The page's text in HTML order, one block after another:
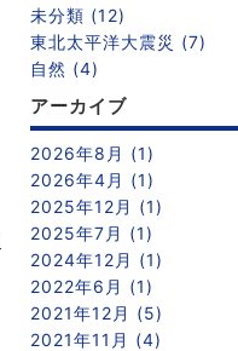
未分類 (12)
東北太平洋大震災 (7)
自然 (4)
アーカイブ
2026年8月 (1)
2026年4月 (1)
2025年12月 (1)
2025年7月 (1)
2024年12月 (1)
2022年6月 (1)
2021年12月 (5)
2021年11月 (4)